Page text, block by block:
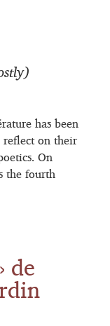
has been
on their
On
the fourth
de